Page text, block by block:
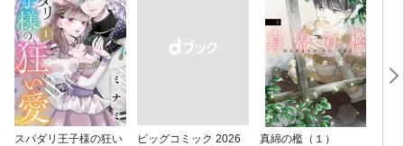
スパダリ王子様の狂い
ビッグコミック 2026
真綿の檻（１）